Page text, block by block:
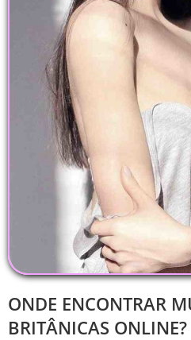
ONDE ENCONTRAR
BRITÂNICAS ONLINE?